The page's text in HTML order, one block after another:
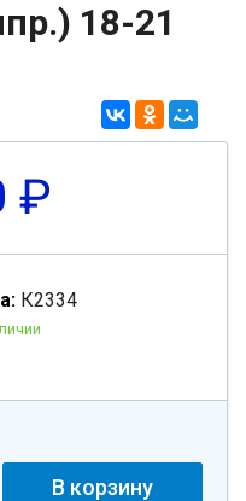
18-21
₽
К2334
В корзину